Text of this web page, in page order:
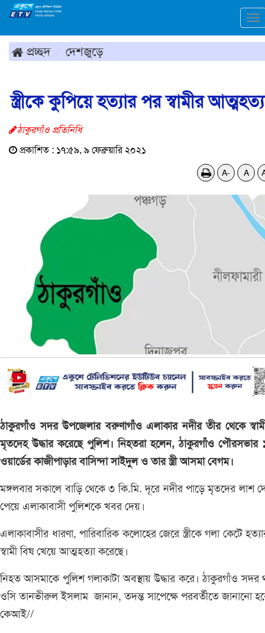
প্রচ্ছদ দেশজুড়ে
স্ত্রীকে কুপিয়ে হত্যার পর স্বামীর
ঠাকুরগাঁও প্রতিনিধি
প্রকাশিত : ১৭:৫৯, ৯ ফেব্রুয়ারি ২০২১
A- A
ঠাকুরগাঁও সদর উপজেলার বরুণাগাঁও এলাকার নদীর তীর থেকে স্বামী-
মৃতদেহ উদ্ধার করেছে পুলিশ। নিহতরা হলেন, ঠাকুরগাঁও পৌরসভার
ওয়ার্ডের কাজীপাড়ার বাসিন্দা সাইদুল ও তার স্ত্রী আসমা বেগম।
মঙ্গলবার সকালে বাড়ি থেকে ৩ কি.মি. দূরে নদীর পাড়ে মৃতদের লাশ
পেয়ে এলাকাবাসী পুলিশকে খবর দেয়।
এলাকাবাসীর ধারণা, পারিবারিক কলোহের জেরে স্ত্রীকে গলা কেটে
স্বামী বিষ খেয়ে আত্মহত্যা করেছে।
নিহত আসমাকে পুলিশ গলাকাটা অবস্থায় উদ্ধার করে। ঠাকুরগাঁও সদর
ওসি তানভীরুল ইসলাম জানান, তদন্ত সাপেক্ষে পরবর্তীতে জানানো
কেআই//